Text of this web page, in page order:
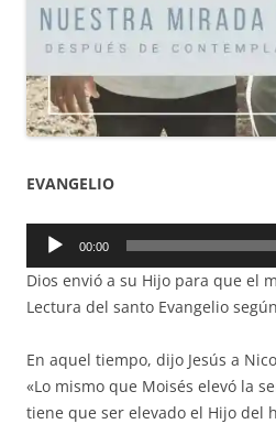
EVANGELIO
Reproductor
audio
00:00
Dios envió a su Hijo para que el
Lectura del santo Evangelio
En aquel tiempo, dijo Jesús a
«Lo mismo que Moisés elevó la
tiene que ser elevado el Hijo del